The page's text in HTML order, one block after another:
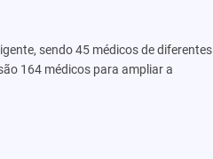
sendo 45 médicos de diferentes
164 médicos para ampliar a